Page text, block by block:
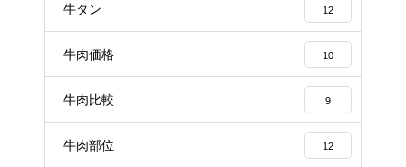
牛タン 12
牛肉価格 10
牛肉比較 9
牛肉部位 12